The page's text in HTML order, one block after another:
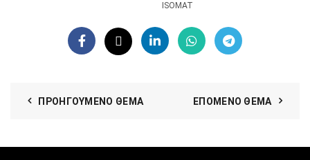
ISOMAT
ΠΡΟΗΓΟΎΜΕΝΟ ΘΈΜΑ ΕΠΌΜΕΝΟ ΘΈΜΑ